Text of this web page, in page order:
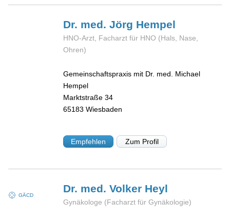
Dr. med. Jörg Hempel
HNO-Arzt, Facharzt für HNO (Hals, Nase,
Ohren)
Gemeinschaftspraxis mit Dr. med. Michael
Hempel
Marktstraße 34
65183 Wiesbaden
Empfehlen Zum Profil
GÄCD
Dr. med. Volker Heyl
Gynäkologe (Facharzt für Gynäkologie)